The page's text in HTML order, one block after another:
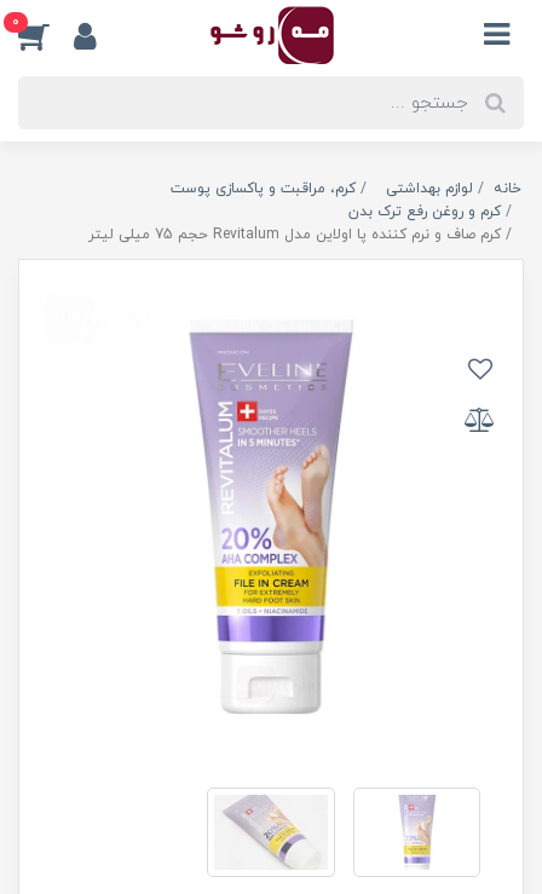
0
خانه لوازم بهداشتی
کرم، مراقبت و پاکسازی پوست
کرم و روغن رفع ترک بدن
کرم صاف و نرم کننده پا اولاین مدل Revitalum حجم 75 میلی لیتر